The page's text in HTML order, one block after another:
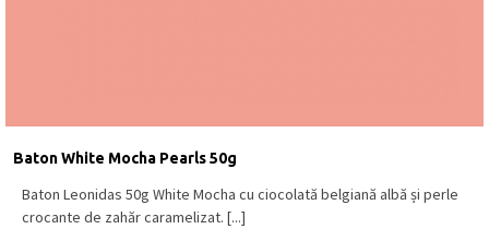
Baton White Mocha Pearls 50g
Baton Leonidas 50g White Mocha cu ciocolată belgiană albă și perle
crocante de zahăr caramelizat. [...]